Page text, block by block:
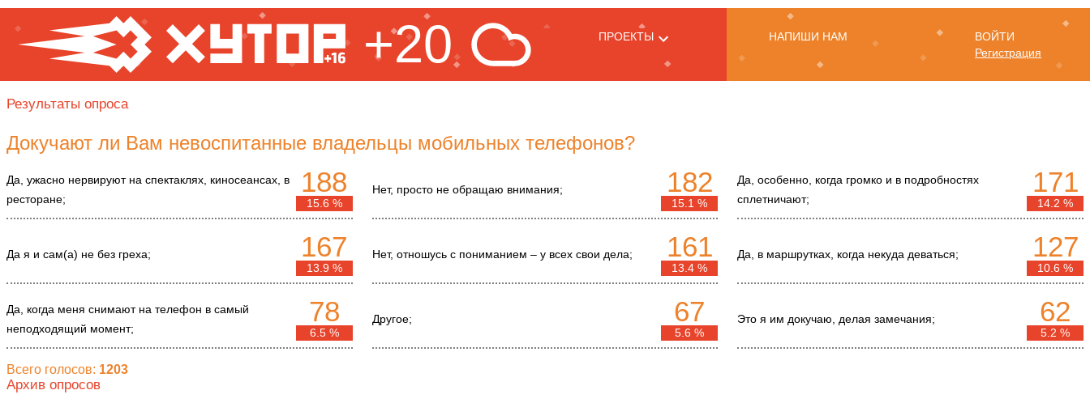
+20 ПРОЕКТЫ НАПИШИ НАМ
ВОЙТИ
Регистрация
Результаты опроса
Докучают ли Вам невоспитанные владельцы мобильных телефонов?
Да, ужасно нервируют на спектаклях, киносеансах, в
ресторане;
188
15.6 %
Нет, просто не обращаю внимания; 182
15.1 %
Да, особенно, когда громко и в подробностях
сплетничают;
171
14.2 %
Да я и сам(а) не без греха; 167
13.9 %
Нет, отношусь с пониманием – у всех свои дела; 161
13.4 %
Да, в маршрутках, когда некуда деваться; 127
10.6 %
Да, когда меня снимают на телефон в самый
неподходящий момент;
78
6.5 %
Другое; 67
5.6 %
Это я им докучаю, делая замечания; 62
5.2 %
Всего голосов: 1203
Архив опросов